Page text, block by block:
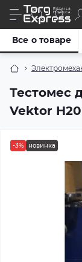
Тестомес
Vektor H20
Все о товаре
-3% новинка